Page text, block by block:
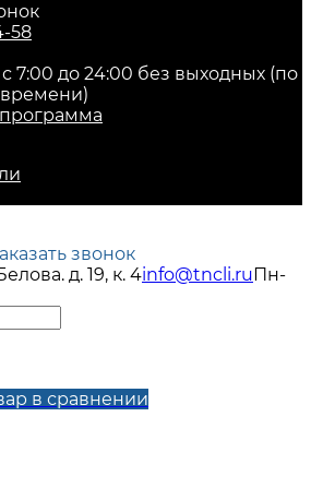
58
7:00 до 24:00 без выходных (по
звонок
д. 19, к. 4info@tncli.ru Пн-
в сравнении